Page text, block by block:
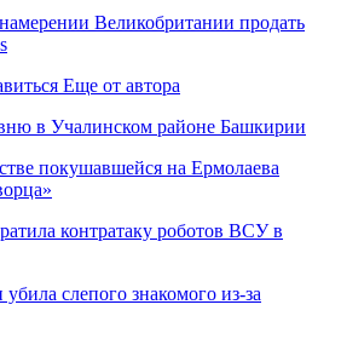
Великобритании продать
Еще от автора
в Учалинском районе Башкирии
покушавшейся на Ермолаева
контратаку роботов ВСУ в
слепого знакомого из-за